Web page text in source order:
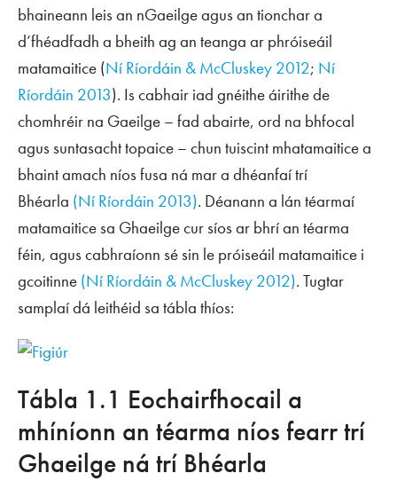
bhaineann leis an nGaeilge agus an tionchar a
d’fhéadfadh a bheith ag an teanga ar phróiseáil
matamaitice (Ní Ríordáin & McCluskey 2012; Ní
Ríordáin 2013). Is cabhair iad gnéithe áirithe de
chomhréir na Gaeilge – fad abairte, ord na bhfocal
agus suntasacht topaice – chun tuiscint mhatamaitice a
bhaint amach níos fusa ná mar a dhéanfaí trí
Bhéarla (Ní Ríordáin 2013). Déanann a lán téarmaí
matamaitice sa Ghaeilge cur síos ar bhrí an téarma
féin, agus cabhraíonn sé sin le próiseáil matamaitice i
gcoitinne (Ní Ríordáin & McCluskey 2012). Tugtar
samplaí dá leithéid sa tábla thíos:
Tábla 1.1 Eochairfhocail a
mhíníonn an téarma níos fearr trí
Ghaeilge ná trí Bhéarla